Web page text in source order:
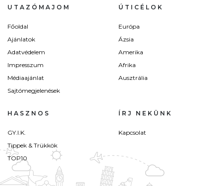
UTAZÓMAJOM
Főoldal
Ajánlatok
Adatvédelem
Impresszum
Médiaajánlat
Sajtómegjelenések
ÚTICÉLOK
Európa
Ázsia
Amerika
Afrika
Ausztrália
HASZNOS
GY.I.K.
Tippek & Trükkök
TOP10
ÍRJ NEKÜNK
Kapcsolat